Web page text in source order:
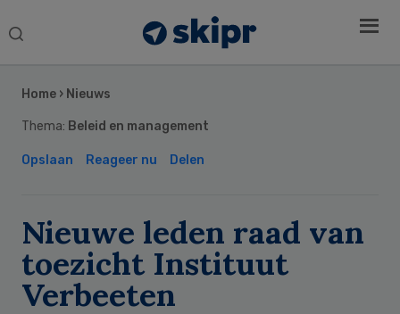
Search
Home › Nieuws
Thema: Beleid en management
Opslaan Reageer nu Delen
Nieuwe leden raad van
toezicht Instituut
Verbeeten
Sidebar